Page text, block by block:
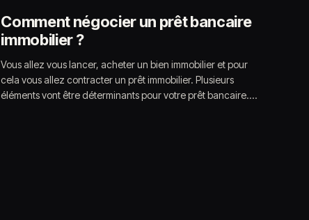
Comment négocier un prêt bancaire
immobilier ?
Vous allez vous lancer, acheter un bien immobilier et pour
cela vous allez contracter un prêt immobilier. Plusieurs
éléments vont être déterminants pour votre prêt bancaire.…